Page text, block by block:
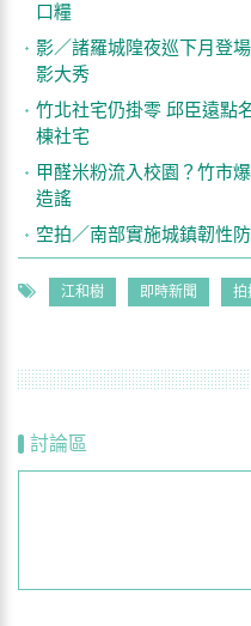
口糧
影／諸羅城隍夜巡下月登
影大秀
竹北社宅仍掛零 邱臣遠點
棟社宅
甲醛米粉流入校園？竹市
造謠
空拍／南部實施城鎮韌性
江和樹 即時新聞 拍
討論區